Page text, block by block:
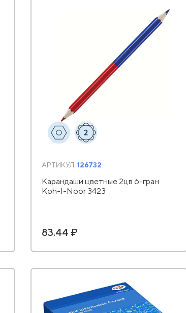
АРТИКУЛ: 126732
Карандаши цветные 2цв 6-гран
Koh-I-Noor 3423
83.44 ₽